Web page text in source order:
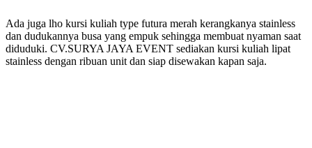
Ada juga lho kursi kuliah type futura merah kerangkanya stainless
dan dudukannya busa yang empuk sehingga membuat nyaman saat
diduduki. CV.SURYA JAYA EVENT sediakan kursi kuliah lipat
stainless dengan ribuan unit dan siap disewakan kapan saja.